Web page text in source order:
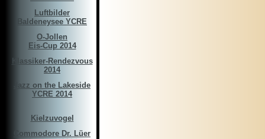
Luftbilder
Baldeneysee YCRE
O-Jollen
Eis-Cup 2014
Klassiker-Rendezvous
2014
Jazz on the Lakeside
YCRE 2014
Kielzuvogel
Commodore Dr. Lüer